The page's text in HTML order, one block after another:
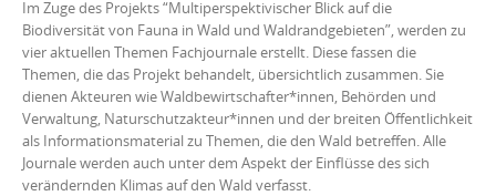
Im Zuge des Projekts “Multiperspektivischer Blick auf die
Biodiversität von Fauna in Wald und Waldrandgebieten”, werden zu
vier aktuellen Themen Fachjournale erstellt. Diese fassen die
Themen, die das Projekt behandelt, übersichtlich zusammen. Sie
dienen Akteuren wie Waldbewirtschafter*innen, Behörden und
Verwaltung, Naturschutzakteur*innen und der breiten Öffentlichkeit
als Informationsmaterial zu Themen, die den Wald betreffen. Alle
Journale werden auch unter dem Aspekt der Einflüsse des sich
verändernden Klimas auf den Wald verfasst.